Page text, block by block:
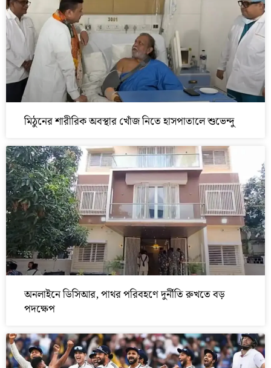
মিঠুনের শারীরিক অবস্থার খোঁজ নিতে হাসপাতালে শুভেন্দু
অনলাইনে ডিসিআর, পাথর পরিবহণে দুর্নীতি রুখতে বড়
পদক্ষেপ